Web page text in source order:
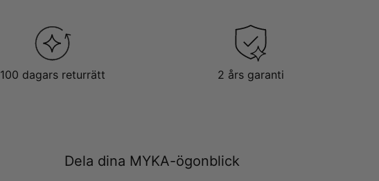
100 dagars returrätt 2 års garanti
Dela dina MYKA-ögonblick